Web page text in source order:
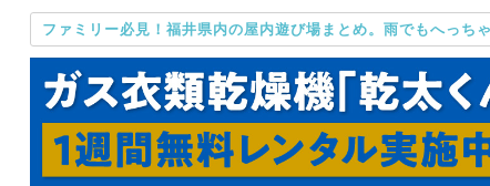
ファミリー必見！福井県内の屋内遊び場まとめ。雨でもへっち